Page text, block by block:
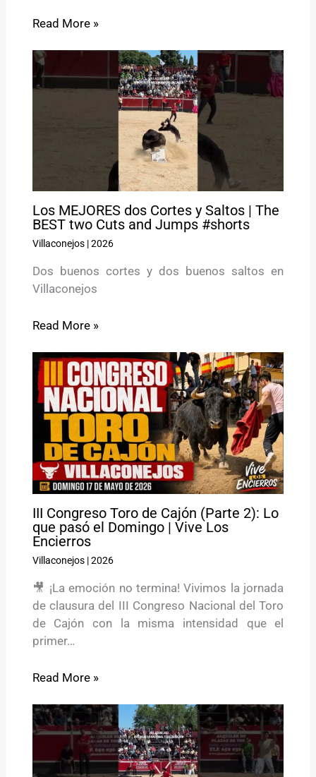
Read More »
Los MEJORES dos Cortes y Saltos | The
BEST two Cuts and Jumps #shorts
Villaconejos|2026
Dos buenos cortes y dos buenos saltos en
Villaconejos
Read More »
III Congreso Toro de Cajón (Parte 2): Lo
que pasó el Domingo | Vive Los
Encierros
Villaconejos|2026
🎥 ¡La emoción no termina! Vivimos la jornada
de clausura del III Congreso Nacional del Toro
de Cajón con la misma intensidad que el
primer…
Read More »